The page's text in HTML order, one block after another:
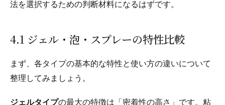
法を選択するための判断材料になるはずです。
4.1 ジェル・泡・スプレーの特性比較
まず、各タイプの基本的な特性と使い方の違いについて
整理してみましょう。
ジェルタイプの最大の特徴は「密着性の高さ」です。粘